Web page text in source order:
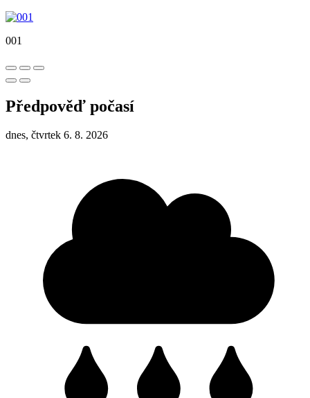
001
Předpověď počasí
dnes, čtvrtek 6. 8. 2026